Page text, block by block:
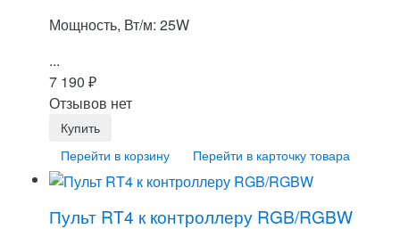
Мощность, Вт/м: 25W
...
7 190 ₽
Отзывов нет
Перейти в корзину Перейти в карточку товара
Пульт RT4 к контроллеру RGB/RGBW